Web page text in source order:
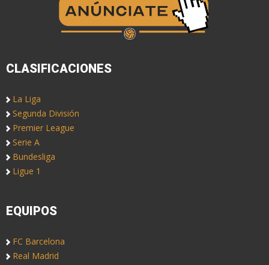
CLASIFICACIONES
La Liga
Segunda División
Premier League
Serie A
Bundesliga
Ligue 1
EQUIPOS
FC Barcelona
Real Madrid